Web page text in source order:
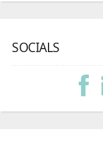
SOCIALS